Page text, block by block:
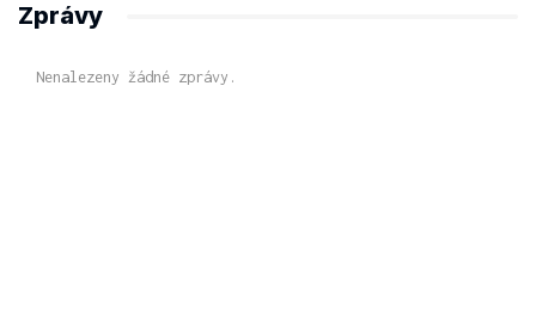
Zprávy
Nenalezeny žádné zprávy.